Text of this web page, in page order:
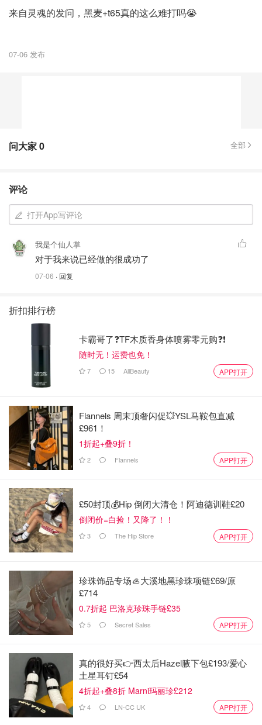
来自灵魂的发问，黑麦+t65真的这么难打吗😭
07-06 发布
问大家0 全部
评论
打开App写评论
我是个仙人掌
对于我来说已经做的很成功了
07-06 · 回复
折扣排行榜
卡霸哥了❓TF木质香身体喷雾零元购❓❗
随时无！运费也免！
7 15 AllBeauty APP打开
Flannels 周末顶奢闪促💥YSL马鞍包直减
£961！
1折起+叠9折！
2 Flannels APP打开
£50封顶💰Hip 倒闭大清仓！阿迪德训鞋£20
倒闭价=白捡！又降了！！
3 The Hip Store APP打开
珍珠饰品专场🦪大溪地黑珍珠项链£69/原
£714
0.7折起 巴洛克珍珠手链£35
5 Secret Sales APP打开
真的很好买👉西太后Hazel腋下包£193/爱心
土星耳钉£54
4折起+叠8折 Marni玛丽珍£212
4 LN-CC UK APP打开